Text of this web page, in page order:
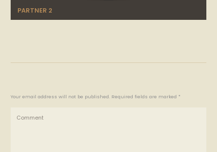
PARTNER 2
Your email address will not be published. Required fields are marked *